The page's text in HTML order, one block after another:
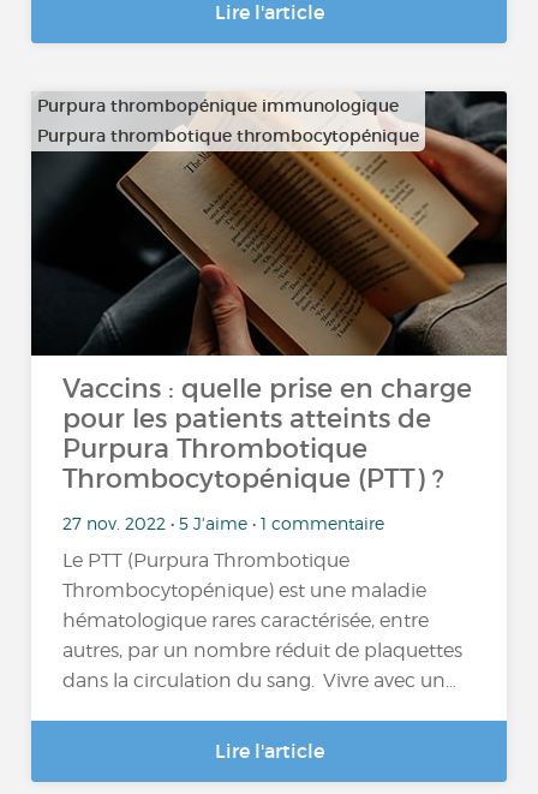
Lire l'article
Purpura thrombopénique immunologique
Purpura thrombotique thrombocytopénique
Vaccins : quelle prise en charge
pour les patients atteints de
Purpura Thrombotique
Thrombocytopénique (PTT) ?
27 nov. 2022 • 5 J'aime • 1 commentaire
Le PTT (Purpura Thrombotique
Thrombocytopénique) est une maladie
hématologique rares caractérisée, entre
autres, par un nombre réduit de plaquettes
dans la circulation du sang. Vivre avec un…
Lire l'article